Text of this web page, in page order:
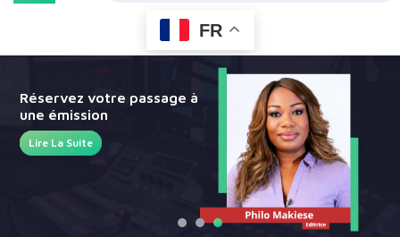
FR
Réservez votre passage à
une émission
Lire La Suite